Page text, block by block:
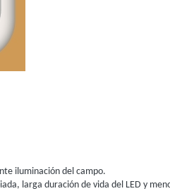
iluminación del campo.
larga duración de vida del LED y